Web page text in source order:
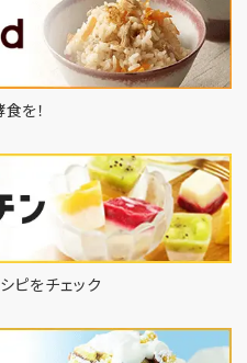
を！
ピをチェック